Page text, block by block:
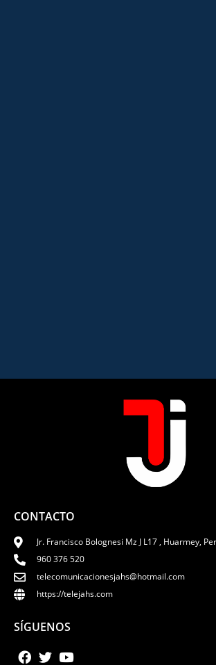
CONTACTO
Jr. Francisco Bolognesi Mz J L17 , Huarmey,
960 376 520
telecomunicacionesjahs@hotmail.com
https://telejahs.com
SÍGUENOS